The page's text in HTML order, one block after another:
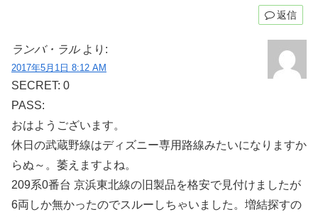
返信
ランバ・ラル より:
2017年5月1日 8:12 AM
SECRET: 0
PASS:
おはようございます。
休日の武蔵野線はディズニー専用路線みたいになりますか
らぬ～。萎えますよね。
209系0番台 京浜東北線の旧製品を格安で見付けましたが
6両しか無かったのでスルーしちゃいました。増結探すの